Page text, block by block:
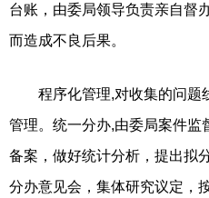
台账，由委局领导负责亲自督
而造成不良后果。
程序化管理,对收集的问题
管理。统一分办,由委局案件监
备案，做好统计分析，提出拟
分办意见会，集体研究议定，